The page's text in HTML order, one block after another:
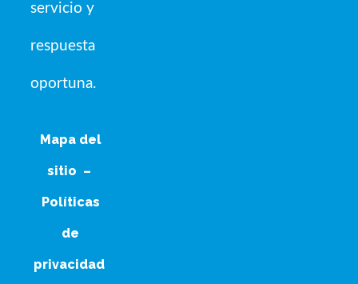
servicio y
respuesta
oportuna.
Mapa del
sitio –
Políticas
de
privacidad